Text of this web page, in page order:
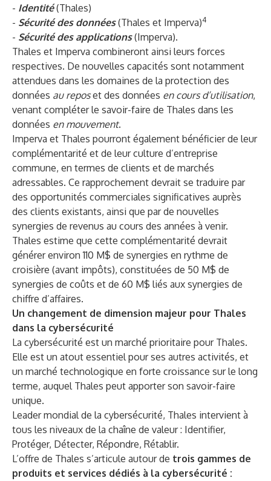
- Identité(Thales)
- Sécurité des données(Thales et Imperva)4
- Sécurité des applications(Imperva).
Thales et Imperva combineront ainsi leurs forces
respectives. De nouvelles capacités sont notamment
attendues dans les domaines de la protection des
données au reposet des données en cours d’utilisation,
venant compléter le savoir-faire de Thales dans les
données en mouvement.
Imperva et Thales pourront également bénéficier de leur
complémentarité et de leur culture d’entreprise
commune, en termes de clients et de marchés
adressables. Ce rapprochement devrait se traduire par
des opportunités commerciales significatives auprès
des clients existants, ainsi que par de nouvelles
synergies de revenus au cours des années à venir.
Thales estime que cette complémentarité devrait
générer environ 110 M$ de synergies en rythme de
croisière (avant impôts), constituées de 50 M$ de
synergies de coûts et de 60 M$ liés aux synergies de
chiffre d’affaires.
Un changement de dimension majeur pour Thales
dans la cybersécurité
La cybersécurité est un marché prioritaire pour Thales.
Elle est un atout essentiel pour ses autres activités, et
un marché technologique en forte croissance sur le long
terme, auquel Thales peut apporter son savoir-faire
unique.
Leader mondial de la cybersécurité, Thales intervient à
tous les niveaux de la chaîne de valeur : Identifier,
Protéger, Détecter, Répondre, Rétablir.
L’offre de Thales s’articule autour de trois gammes de
produits et services dédiés à la cybersécurité :